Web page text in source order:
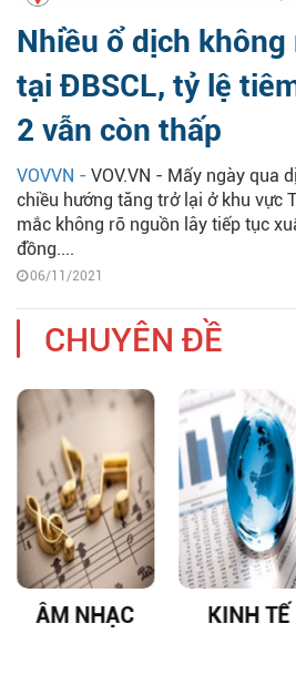
Nhiều ổ dịch
tại ĐBSCL, tỷ lệ
2 vẫn còn thấp
VOVVN - VOV.VN - Mấy ngày qua
chiều hướng tăng trở lại ở khu vực
mắc không rõ nguồn lây tiếp tục
đồng....
06/11/2021
CHUYÊN ĐỀ
ÂM NHẠC KINH TẾ